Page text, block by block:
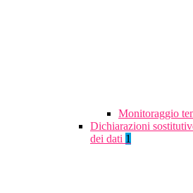
Monitoraggio
Dichiarazioni
dei dati 1